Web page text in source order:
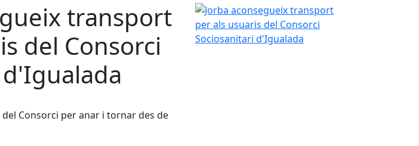
transport
del Consorci
Consorci per anar i tornar des de
Jorba aconsegueix transport per als usuaris del